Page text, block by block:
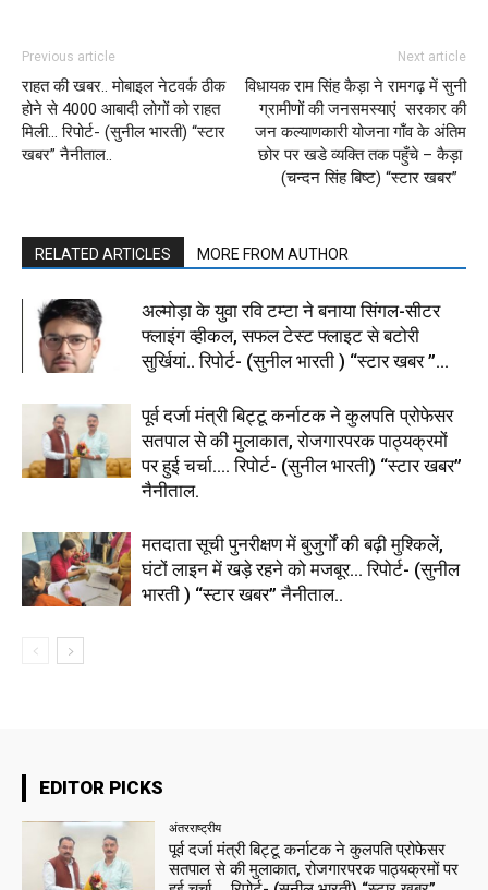
Previous article
राहत की खबर.. मोबाइल नेटवर्क ठीक
होने से 4000 आबादी लोगों को राहत
मिली… रिपोर्ट- (सुनील भारती) “स्टार
खबर” नैनीताल..
Next article
विधायक राम सिंह कैड़ा ने रामगढ़ में सुनी
ग्रामीणों की जनसमस्याएं सरकार की
जन कल्याणकारी योजना गाँव के अंतिम
छोर पर खडे व्यक्ति तक पहुँचे – कैड़ा
(चन्दन सिंह बिष्ट) “स्टार खबर”
RELATED ARTICLES MORE FROM AUTHOR
अल्मोड़ा के युवा रवि टम्टा ने बनाया सिंगल-सीटर
फ्लाइंग व्हीकल, सफल टेस्ट फ्लाइट से बटोरी
सुर्खियां.. रिपोर्ट- (सुनील भारती ) “स्टार खबर ”...
पूर्व दर्जा मंत्री बिट्टू कर्नाटक ने कुलपति प्रोफेसर
सतपाल से की मुलाकात, रोजगारपरक पाठ्यक्रमों
पर हुई चर्चा…. रिपोर्ट- (सुनील भारती) “स्टार खबर”
नैनीताल.
मतदाता सूची पुनरीक्षण में बुजुर्गों की बढ़ी मुश्किलें,
घंटों लाइन में खड़े रहने को मजबूर… रिपोर्ट- (सुनील
भारती ) “स्टार खबर” नैनीताल..
EDITOR PICKS
अंतरराष्ट्रीय
पूर्व दर्जा मंत्री बिट्टू कर्नाटक ने कुलपति प्रोफेसर
सतपाल से की मुलाकात, रोजगारपरक पाठ्यक्रमों पर